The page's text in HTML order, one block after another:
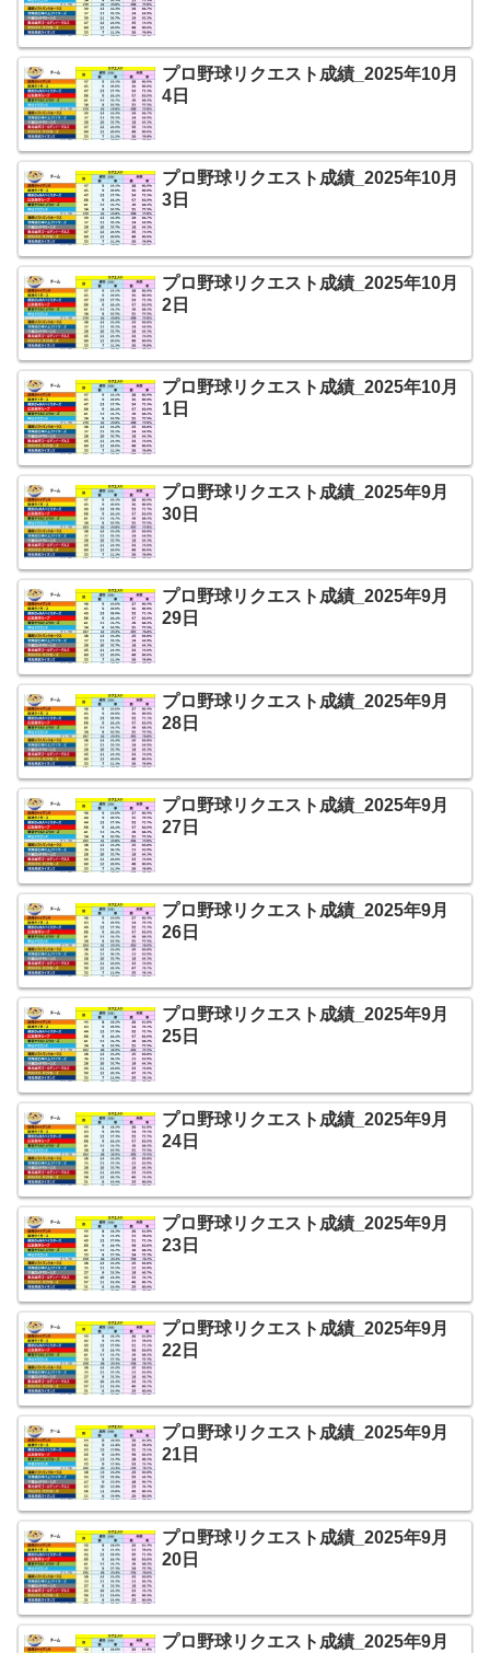
プロ野球リクエスト成績_2025年10月
4日
プロ野球リクエスト成績_2025年10月
3日
プロ野球リクエスト成績_2025年10月
2日
プロ野球リクエスト成績_2025年10月
1日
プロ野球リクエスト成績_2025年9月
30日
プロ野球リクエスト成績_2025年9月
29日
プロ野球リクエスト成績_2025年9月
28日
プロ野球リクエスト成績_2025年9月
27日
プロ野球リクエスト成績_2025年9月
26日
プロ野球リクエスト成績_2025年9月
25日
プロ野球リクエスト成績_2025年9月
24日
プロ野球リクエスト成績_2025年9月
23日
プロ野球リクエスト成績_2025年9月
22日
プロ野球リクエスト成績_2025年9月
21日
プロ野球リクエスト成績_2025年9月
20日
プロ野球リクエスト成績_2025年9月